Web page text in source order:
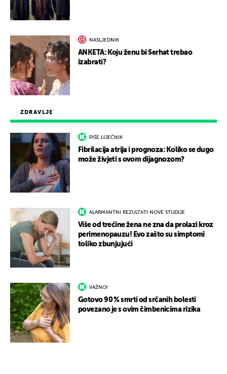
ZDRAVLJE
PIŠE LIJEČNIK
Fibrilacija atrija i prognoza: Koliko se dugo
može živjeti s ovom dijagnozom?
ALARMANTNI REZULTATI NOVE STUDIJE
Više od trećine žena ne zna da prolazi kroz
perimenopauzu! Evo zašto su simptomi
toliko zbunjujući
VAŽNO!
Gotovo 90 % smrti od srčanih bolesti
povezano je s ovim čimbenicima rizika
NASLJEDNIK
ANKETA: Koju ženu bi Serhat trebao
izabrati?